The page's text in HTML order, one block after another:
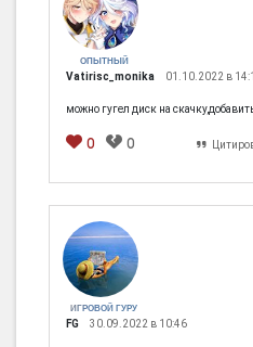
ОПЫТНЫЙ
Vatirisc_monika 01.10.2022 в
можно гугел диск на
0 0
ИГРОВОЙ ГУРУ
FG 30.09.2022 в 10:46